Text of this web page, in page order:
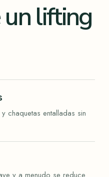
un lifting
chaquetas entalladas sin